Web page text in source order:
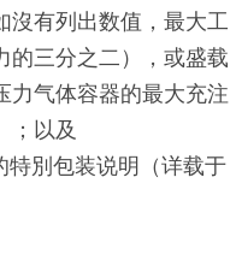
沒有列出数值，最大工
的三分之二），或盛载
力气体容器的最大充注
；以及
別包装说明（详载于